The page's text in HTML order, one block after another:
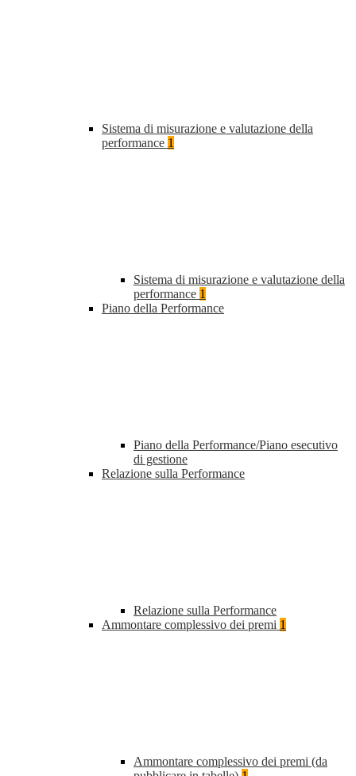
Sistema di misurazione e valutazione della
performance 1
Sistema di misurazione e valutazione della
performance 1
Piano della Performance
Piano della Performance/Piano esecutivo
di gestione
Relazione sulla Performance
Relazione sulla Performance
Ammontare complessivo dei premi 1
Ammontare complessivo dei premi (da